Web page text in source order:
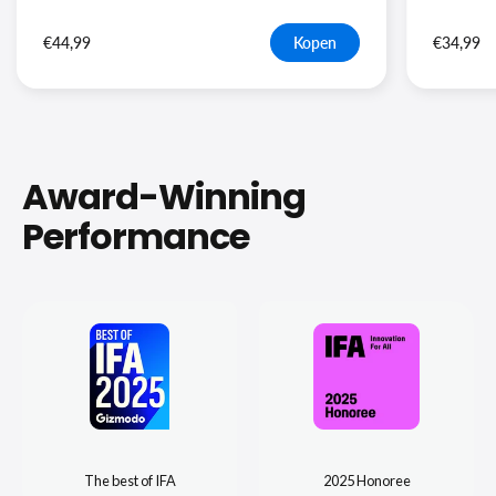
€44,99 Kopen €34,99
Award-Winning
Performance
The best of IFA 2025 Honoree